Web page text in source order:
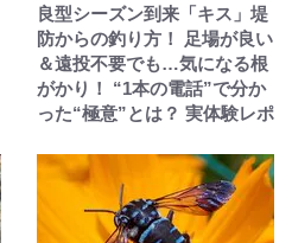
良型シーズン到来「キス」堤
防からの釣り方！ 足場が良い
＆遠投不要でも…気になる根
がかり！ “1本の電話”で分か
った“極意”とは？ 実体験レポ